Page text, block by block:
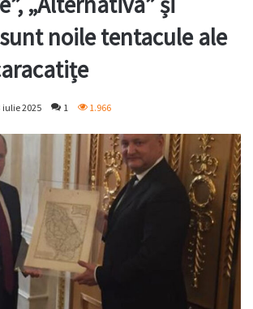
noile tentacule ale
iulie 2025 1 1.966